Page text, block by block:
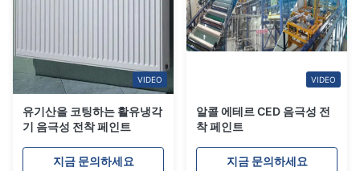
VIDEO
유기산을 코팅하는 활유냉각
기 음극성 전착 페인트
지금 문의하세요
VIDEO
알콜 에테르 CED 음극성 전
착 페인트
지금 문의하세요